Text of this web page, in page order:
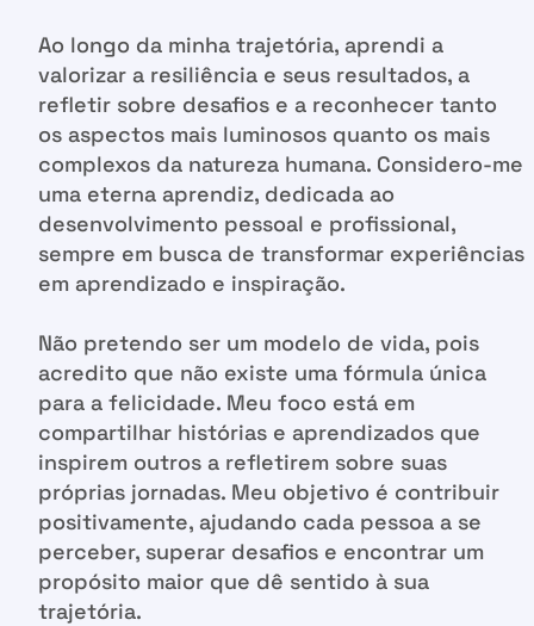
Ao longo da minha trajetória, aprendi a
valorizar a resiliência e seus resultados, a
refletir sobre desafios e a reconhecer tanto
os aspectos mais luminosos quanto os mais
complexos da natureza humana. Considero-me
uma eterna aprendiz, dedicada ao
desenvolvimento pessoal e profissional,
sempre em busca de transformar experiências
em aprendizado e inspiração.
Não pretendo ser um modelo de vida, pois
acredito que não existe uma fórmula única
para a felicidade. Meu foco está em
compartilhar histórias e aprendizados que
inspirem outros a refletirem sobre suas
próprias jornadas. Meu objetivo é contribuir
positivamente, ajudando cada pessoa a se
perceber, superar desafios e encontrar um
propósito maior que dê sentido à sua
trajetória.